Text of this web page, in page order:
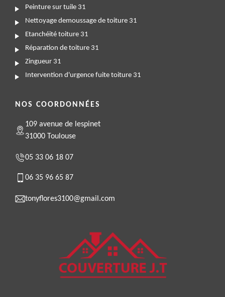
Peinture sur tuile 31
Nettoyage demoussage de toiture 31
Etanchéité toiture 31
Réparation de toiture 31
Zingueur 31
Intervention d'urgence fuite toiture 31
NOS COORDONNÉES
109 avenue de lespinet
31000 Toulouse
05 33 06 18 07
06 35 96 65 87
tonyflores3100@gmail.com